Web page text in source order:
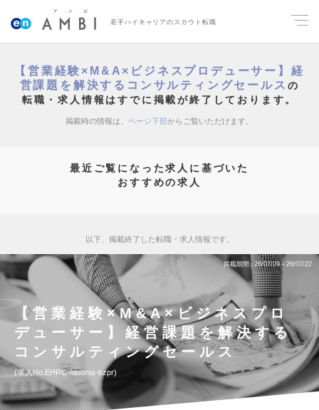
若手ハイキャリアのスカウト転職
【営業経験×M&A×ビジネスプロデューサー】経
営課題を解決するコンサルティングセールス の
転職・求人情報はすでに掲載が終了しております。
掲載時の情報は、 ページ下部からご覧いただけます。
最近ご覧になった求人に基づいた
おすすめの求人
以下、掲載終了した転職・求人情報です。
掲載期間 26/07/09～26/07/22
【営業経験×M&A×ビジネスプロ
デューサー】経営課題を解決する
コンサルティングセールス
求人No.EHRC-/quonts-bzpr